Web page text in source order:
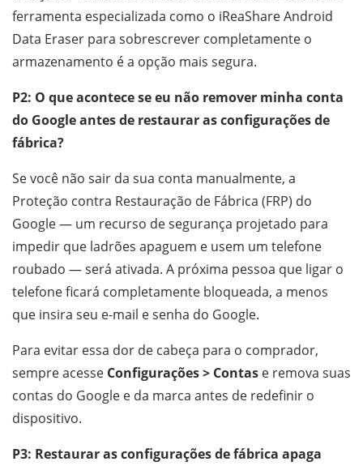
ferramenta especializada como o iReaShare Android
Data Eraser para sobrescrever completamente o
armazenamento é a opção mais segura.
P2: O que acontece se eu não remover minha conta
do Google antes de restaurar as configurações de
fábrica?
Se você não sair da sua conta manualmente, a
Proteção contra Restauração de Fábrica (FRP) do
Google — um recurso de segurança projetado para
impedir que ladrões apaguem e usem um telefone
roubado — será ativada. A próxima pessoa que ligar o
telefone ficará completamente bloqueada, a menos
que insira seu e-mail e senha do Google.
Para evitar essa dor de cabeça para o comprador,
sempre acesse Configurações > Contas e remova suas
contas do Google e da marca antes de redefinir o
dispositivo.
P3: Restaurar as configurações de fábrica apaga